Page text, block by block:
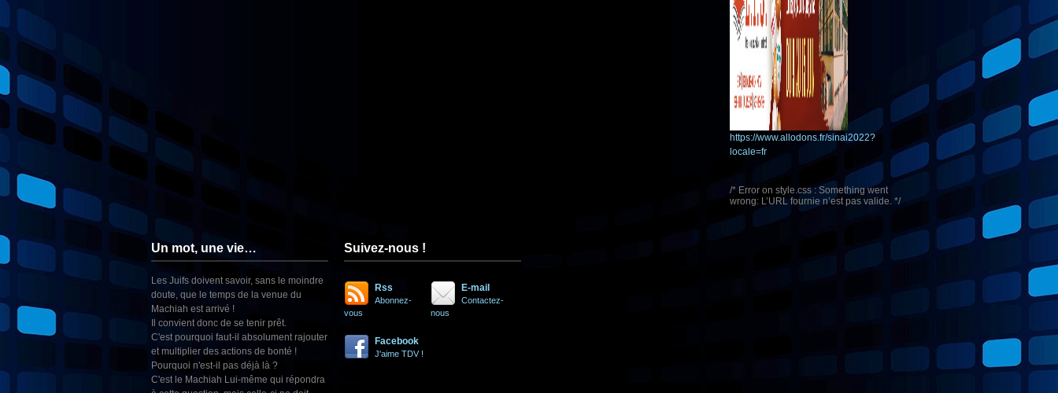
https://www.allodons.fr/sinai2022?
locale=fr
/* Error on style.css : Something went
wrong: L’URL fournie n’est pas valide. */
Un mot, une vie…
Les Juifs doivent savoir, sans le moindre
doute, que le temps de la venue du
Machiah est arrivé !
Il convient donc de se tenir prêt.
C'est pourquoi faut-il absolument rajouter
et multiplier des actions de bonté !
Pourquoi n'est-il pas déjà là ?
C'est le Machiah Lui-même qui répondra
Suivez-nous !
Rss
Abonnez-
vous
E-mail
Contactez-
nous
Facebook
J'aime TDV !